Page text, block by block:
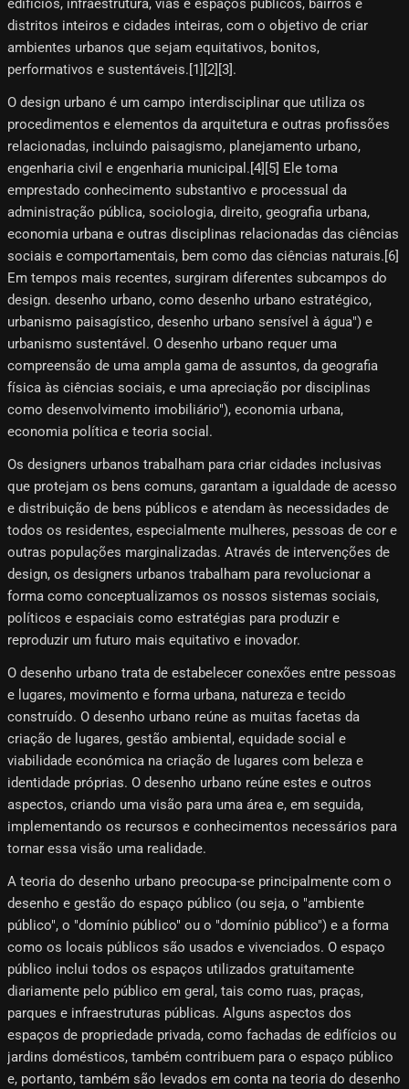
edifícios, infraestrutura, vias e espaços públicos, bairros e
distritos inteiros e cidades inteiras, com o objetivo de criar
ambientes urbanos que sejam equitativos, bonitos,
performativos e sustentáveis.[1][2][3]​.
O design urbano é um campo interdisciplinar que utiliza os
procedimentos e elementos da arquitetura e outras profissões
relacionadas, incluindo paisagismo, planejamento urbano,
engenharia civil e engenharia municipal.[4]​[5]​ Ele toma
emprestado conhecimento substantivo e processual da
administração pública, sociologia, direito, geografia urbana,
economia urbana e outras disciplinas relacionadas das ciências
sociais e comportamentais, bem como das ciências naturais.[6]​
Em tempos mais recentes, surgiram diferentes subcampos do
design. desenho urbano, como desenho urbano estratégico,
urbanismo paisagístico, desenho urbano sensível à água") e
urbanismo sustentável. O desenho urbano requer uma
compreensão de uma ampla gama de assuntos, da geografia
física às ciências sociais, e uma apreciação por disciplinas
como desenvolvimento imobiliário"), economia urbana,
economia política e teoria social.
Os designers urbanos trabalham para criar cidades inclusivas
que protejam os bens comuns, garantam a igualdade de acesso
e distribuição de bens públicos e atendam às necessidades de
todos os residentes, especialmente mulheres, pessoas de cor e
outras populações marginalizadas. Através de intervenções de
design, os designers urbanos trabalham para revolucionar a
forma como conceptualizamos os nossos sistemas sociais,
políticos e espaciais como estratégias para produzir e
reproduzir um futuro mais equitativo e inovador.
O desenho urbano trata de estabelecer conexões entre pessoas
e lugares, movimento e forma urbana, natureza e tecido
construído. O desenho urbano reúne as muitas facetas da
criação de lugares, gestão ambiental, equidade social e
viabilidade económica na criação de lugares com beleza e
identidade próprias. O desenho urbano reúne estes e outros
aspectos, criando uma visão para uma área e, em seguida,
implementando os recursos e conhecimentos necessários para
tornar essa visão uma realidade.
A teoria do desenho urbano preocupa-se principalmente com o
desenho e gestão do espaço público (ou seja, o "ambiente
público", o "domínio público" ou o "domínio público") e a forma
como os locais públicos são usados ​​​​e vivenciados. O espaço
público inclui todos os espaços utilizados gratuitamente
diariamente pelo público em geral, tais como ruas, praças,
parques e infraestruturas públicas. Alguns aspectos dos
espaços de propriedade privada, como fachadas de edifícios ou
jardins domésticos, também contribuem para o espaço público
e, portanto, também são levados em conta na teoria do desenho